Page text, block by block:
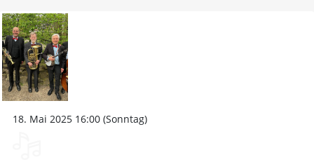
18. Mai 2025 16:00 (Sonntag)